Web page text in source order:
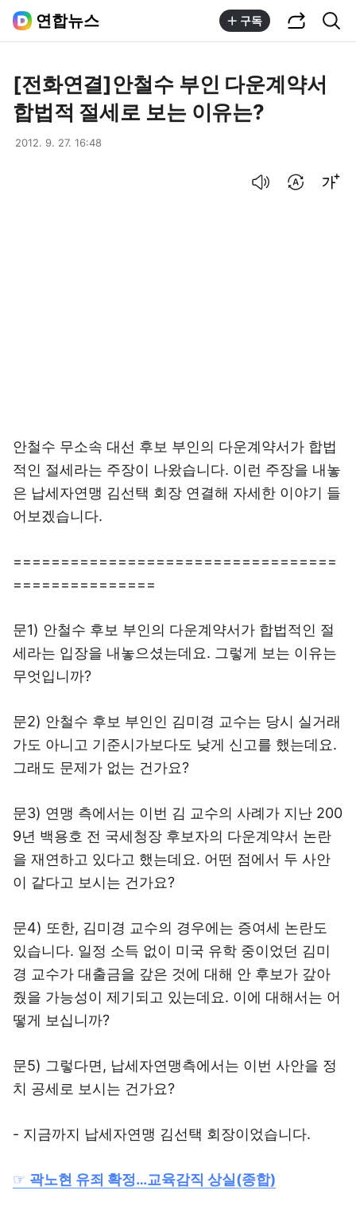
연합뉴스 구독
[전화연결]안철수 부인 다운계약서
합법적 절세로 보는 이유는?
2012. 9. 27. 16:48
안철수 무소속 대선 후보 부인의 다운계약서가 합법
적인 절세라는 주장이 나왔습니다. 이런 주장을 내놓
은 납세자연맹 김선택 회장 연결해 자세한 이야기 들
어보겠습니다.
==================================
===============
문1) 안철수 후보 부인의 다운계약서가 합법적인 절
세라는 입장을 내놓으셨는데요. 그렇게 보는 이유는
무엇입니까?
문2) 안철수 후보 부인인 김미경 교수는 당시 실거래
가도 아니고 기준시가보다도 낮게 신고를 했는데요.
그래도 문제가 없는 건가요?
문3) 연맹 측에서는 이번 김 교수의 사례가 지난 200
9년 백용호 전 국세청장 후보자의 다운계약서 논란
을 재연하고 있다고 했는데요. 어떤 점에서 두 사안
이 같다고 보시는 건가요?
문4) 또한, 김미경 교수의 경우에는 증여세 논란도
있습니다. 일정 소득 없이 미국 유학 중이었던 김미
경 교수가 대출금을 갚은 것에 대해 안 후보가 갚아
줬을 가능성이 제기되고 있는데요. 이에 대해서는 어
떻게 보십니까?
문5) 그렇다면, 납세자연맹측에서는 이번 사안을 정
치 공세로 보시는 건가요?
- 지금까지 납세자연맹 김선택 회장이었습니다.
☞ 곽노현 유죄 확정…교육감직 상실(종합)